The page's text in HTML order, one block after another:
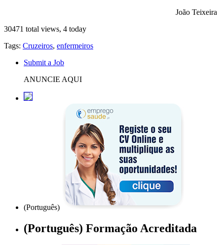
João Teixeira
30471 total views, 4 today
Tags: Cruzeiros, enfermeiros
Submit a Job
ANUNCIE AQUI
(Português)
(Português) Formação Acreditada